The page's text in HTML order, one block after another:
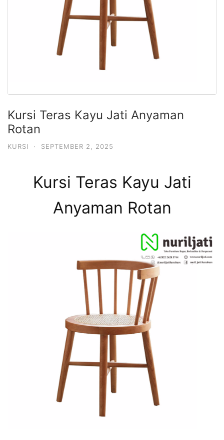
Kursi Teras Kayu Jati Anyaman
Rotan
KURSI · SEPTEMBER 2, 2025
Kursi Teras Kayu Jati
Anyaman Rotan